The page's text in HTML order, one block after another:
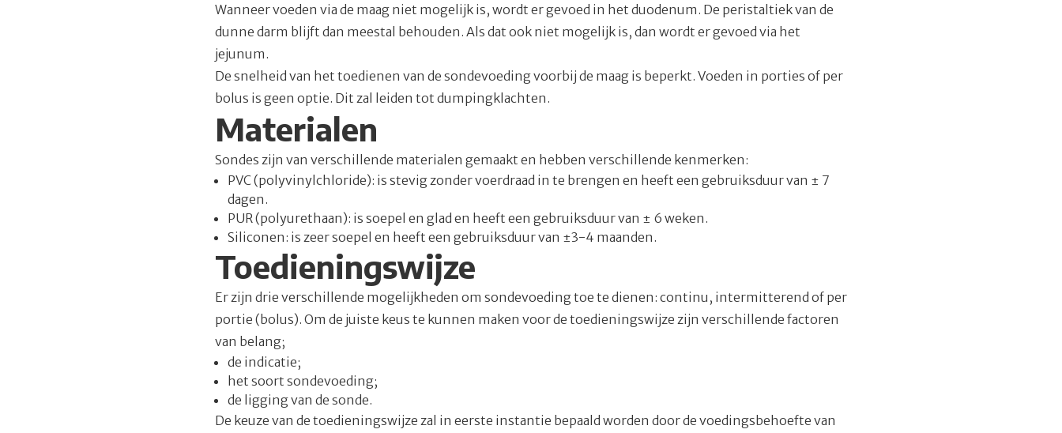
Wanneer voeden via de maag niet mogelijk is, wordt er gevoed in het duodenum. De peristaltiek van de
dunne darm blijft dan meestal behouden. Als dat ook niet mogelijk is, dan wordt er gevoed via het
jejunum.
De snelheid van het toedienen van de sondevoeding voorbij de maag is beperkt. Voeden in porties of per
bolus is geen optie. Dit zal leiden tot dumpingklachten.
Materialen
Sondes zijn van verschillende materialen gemaakt en hebben verschillende kenmerken:
PVC (polyvinylchloride): is stevig zonder voerdraad in te brengen en heeft een gebruiksduur van ± 7
dagen.
PUR (polyurethaan): is soepel en glad en heeft een gebruiksduur van ± 6 weken.
Siliconen: is zeer soepel en heeft een gebruiksduur van ±3-4 maanden.
Toedieningswijze
Er zijn drie verschillende mogelijkheden om sondevoeding toe te dienen: continu, intermitterend of per
portie (bolus). Om de juiste keus te kunnen maken voor de toedieningswijze zijn verschillende factoren
van belang;
de indicatie;
het soort sondevoeding;
de ligging van de sonde.
De keuze van de toedieningswijze zal in eerste instantie bepaald worden door de voedingsbehoefte van